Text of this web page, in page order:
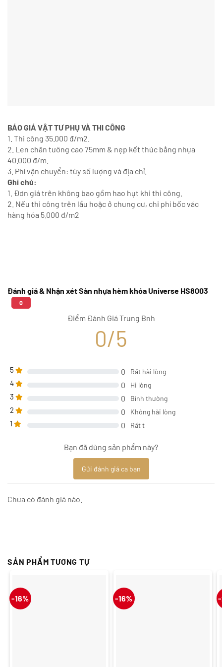
BÁO GIÁ VẬT TƯ PHỤ VÀ THI CÔNG
1. Thi công 35.000 đ/m2.
2. Len chân tường cao 75mm & nẹp kết thúc bằng nhựa
40.000 đ/m.
3. Phí vận chuyển: tùy số lượng và địa chỉ.
Ghi chú:
1. Đơn giá trên không bao gồm hao hụt khi thi công.
2. Nếu thi công trên lầu hoặc ở chung cư, chi phí bốc vác
hàng hóa 5.000 đ/m2
Đánh giá & Nhận xét Sàn nhựa hèm khóa Universe HS8003
0
Điểm Đánh Giá Trung Bnh
0/5
5 0 Rất hài lòng
4 0 Hi lòng
3 0 Bình thường
2 0 Không hài lòng
1 0 Rất t
Bạn đã dùng sản phẩm này?
Gửi đánh giá ca bạn
Chưa có đánh giá nào.
SẢN PHẨM TƯƠNG TỰ
-16% -16%